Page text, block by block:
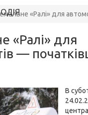
«Ралі» для
«Ралі» для
—
В